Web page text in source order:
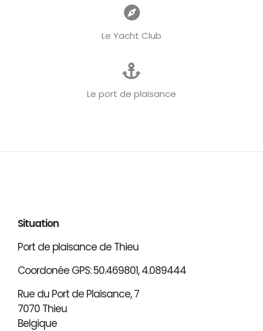
Le Yacht Club
Le port de plaisance
Situation
Port de plaisance de Thieu
Coordonée GPS: 50.469801, 4.089444
Rue du Port de Plaisance, 7
7070 Thieu
Belgique